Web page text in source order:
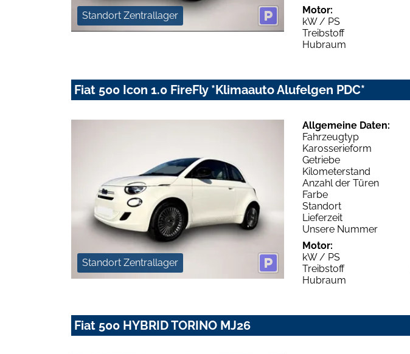
Standort Zentrallager
Motor:
kW / PS
Treibstoff
Hubraum
Fiat 500 Icon 1.0 FireFly *Klimaauto Alufelgen PDC*
Standort Zentrallager
Allgemeine Daten:
Fahrzeugtyp
Karosserieform
Getriebe
Kilometerstand
Anzahl der Türen
Farbe
Standort
Lieferzeit
Unsere Nummer
Motor:
kW / PS
Treibstoff
Hubraum
Fiat 500 HYBRID TORINO MJ26